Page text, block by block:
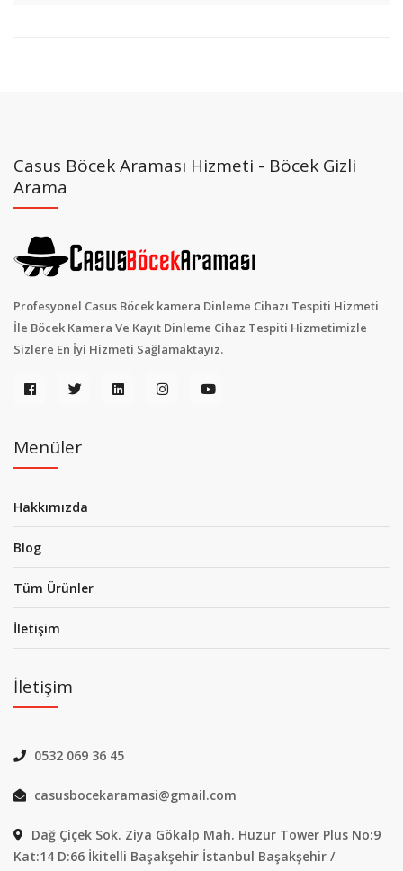
Casus Böcek Araması Hizmeti - Böcek Gizli
Arama
Profesyonel Casus Böcek kamera Dinleme Cihazı Tespiti Hizmeti
İle Böcek Kamera Ve Kayıt Dinleme Cihaz Tespiti Hizmetimizle
Sizlere En İyi Hizmeti Sağlamaktayız.
Menüler
Hakkımızda
Blog
Tüm Ürünler
İletişim
İletişim
0532 069 36 45
casusbocekaramasi@gmail.com
Dağ Çiçek Sok. Ziya Gökalp Mah. Huzur Tower Plus No:9
Kat:14 D:66 İkitelli Başakşehir İstanbul Başakşehir /